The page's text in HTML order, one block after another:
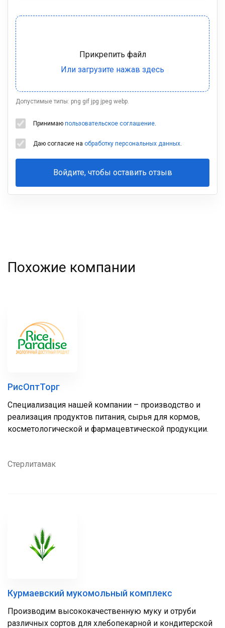
Допустимые типы: png gif jpg jpeg webp.
Принимаю пользовательское соглашение.
Даю согласие на обработку персональных данных.
Войдите, чтобы оставить отзыв
Ваша
Похожие компании
РисОптТорг
Специализация нашей компании – производство и
реализация продуктов питания, сырья для кормов,
косметологической и фармацевтической продукции.
Стерлитамак
Курмаевский мукомольный комплекс
Производим высококачественную муку и отруби
различных сортов для хлебопекарной и кондитерской